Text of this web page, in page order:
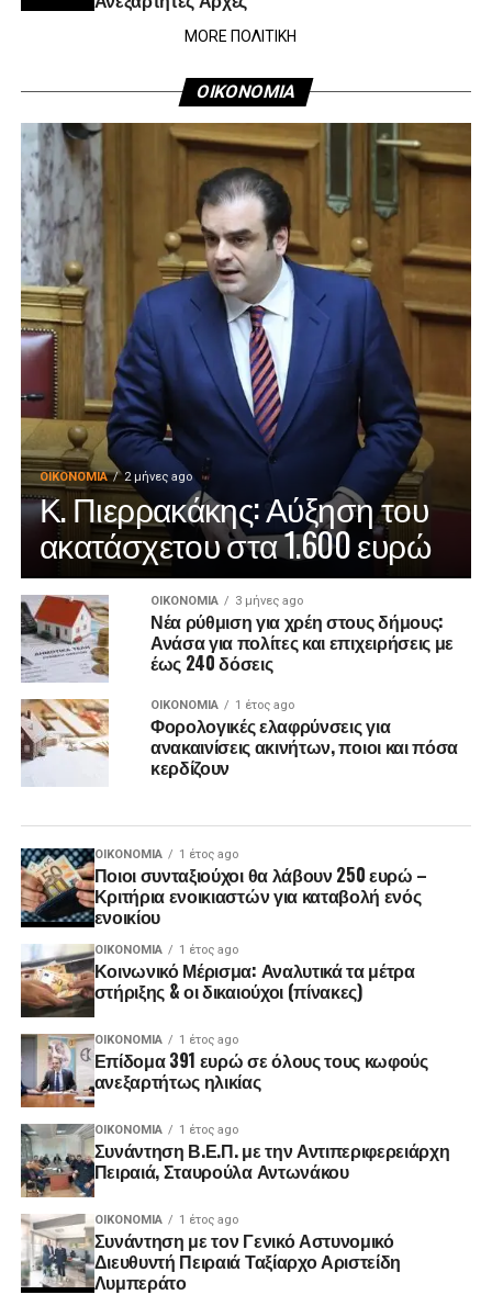
MORE ΠΟΛΙΤΙΚΗ
ΟΙΚΟΝΟΜΙΑ
ΟΙΚΟΝΟΜΊΑ 2 μήνες ago
Κ. Πιερρακάκης: Αύξηση του
ακατάσχετου στα 1.600 ευρώ
ΟΙΚΟΝΟΜΊΑ 3 μήνες ago
Νέα ρύθμιση για χρέη στους δήμους:
Ανάσα για πολίτες και επιχειρήσεις με
έως 240 δόσεις
ΟΙΚΟΝΟΜΊΑ 1 έτος ago
Φορολογικές ελαφρύνσεις για
ανακαινίσεις ακινήτων, ποιοι και πόσα
κερδίζουν
ΟΙΚΟΝΟΜΊΑ 1 έτος ago
Ποιοι συνταξιούχοι θα λάβουν 250 ευρώ –
Κριτήρια ενοικιαστών για καταβολή ενός
ενοικίου
ΟΙΚΟΝΟΜΊΑ 1 έτος ago
Κοινωνικό Μέρισμα: Αναλυτικά τα μέτρα
στήριξης & οι δικαιούχοι (πίνακες)
ΟΙΚΟΝΟΜΊΑ 1 έτος ago
Επίδομα 391 ευρώ σε όλους τους κωφούς
ανεξαρτήτως ηλικίας
ΟΙΚΟΝΟΜΊΑ 1 έτος ago
Συνάντηση Β.Ε.Π. με την Αντιπεριφερειάρχη
Πειραιά, Σταυρούλα Αντωνάκου
ΟΙΚΟΝΟΜΊΑ 1 έτος ago
Συνάντηση με τον Γενικό Αστυνομικό
Διευθυντή Πειραιά Ταξίαρχο Αριστείδη
Λυμπεράτο